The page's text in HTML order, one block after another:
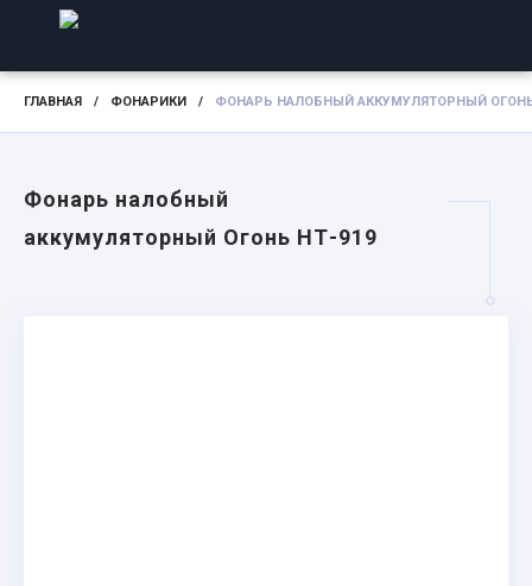
ГЛАВНАЯ / ФОНАРИКИ / ФОНАРЬ НАЛОБНЫЙ АККУМУЛЯТОРНЫЙ
Фонарь налобный
аккумуляторный Огонь НТ-919